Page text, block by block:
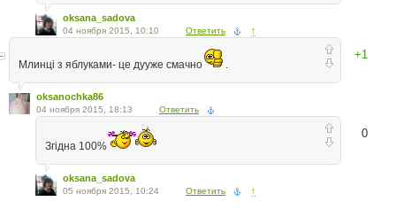
oksana_sadova
04 ноября 2015, 10:10 Ответить ↑
+1
Млинці з яблуками- це дууже смачно .
oksanochka86
04 ноября 2015, 18:13 Ответить
0
Згідна 100%
oksana_sadova
05 ноября 2015, 10:24 Ответить ↑